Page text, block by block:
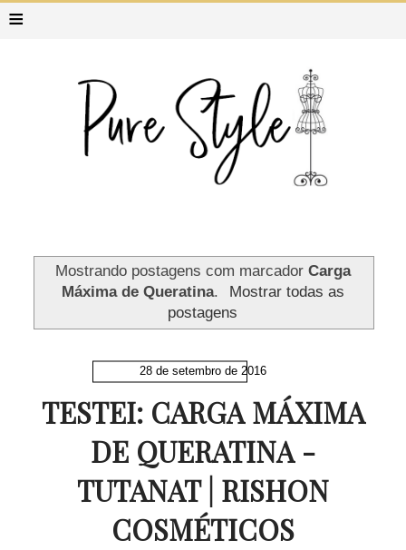
≡
Mostrando postagens com marcador Carga
Máxima de Queratina.
Mostrar todas as
postagens
28 de setembro de 2016
TESTEI: CARGA MÁXIMA
DE QUERATINA -
TUTANAT | RISHON
COSMÉTICOS